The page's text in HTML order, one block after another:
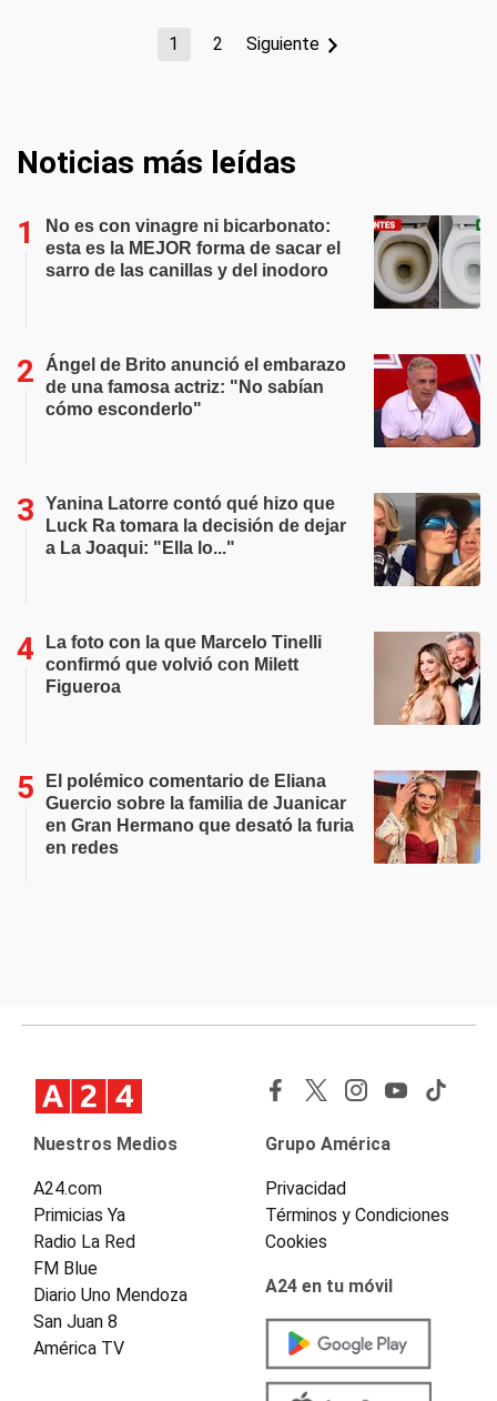
1 2 Siguiente
Noticias más leídas
No es con vinagre ni bicarbonato:
esta es la MEJOR forma de sacar el
sarro de las canillas y del inodoro
Ángel de Brito anunció el embarazo
de una famosa actriz: "No sabían
cómo esconderlo"
Yanina Latorre contó qué hizo que
Luck Ra tomara la decisión de dejar
a La Joaqui: "Ella lo..."
La foto con la que Marcelo Tinelli
confirmó que volvió con Milett
Figueroa
El polémico comentario de Eliana
Guercio sobre la familia de Juanicar
en Gran Hermano que desató la furia
en redes
Nuestros Medios
A24.com
Primicias Ya
Radio La Red
FM Blue
Diario Uno Mendoza
San Juan 8
América TV
Grupo América
Privacidad
Términos y Condiciones
Cookies
A24 en tu móvil